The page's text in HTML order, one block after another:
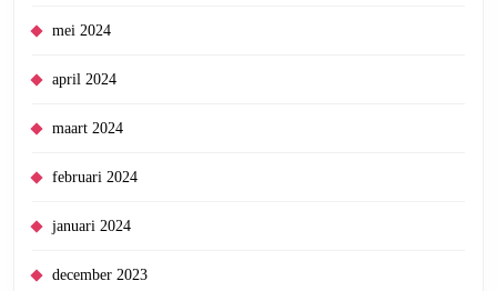
mei 2024
april 2024
maart 2024
februari 2024
januari 2024
december 2023